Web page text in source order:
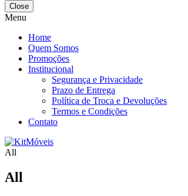
Close
Menu
Home
Quem Somos
Promoções
Institucional
Segurança e Privacidade
Prazo de Entrega
Política de Troca e Devoluções
Termos e Condições
Contato
All
All